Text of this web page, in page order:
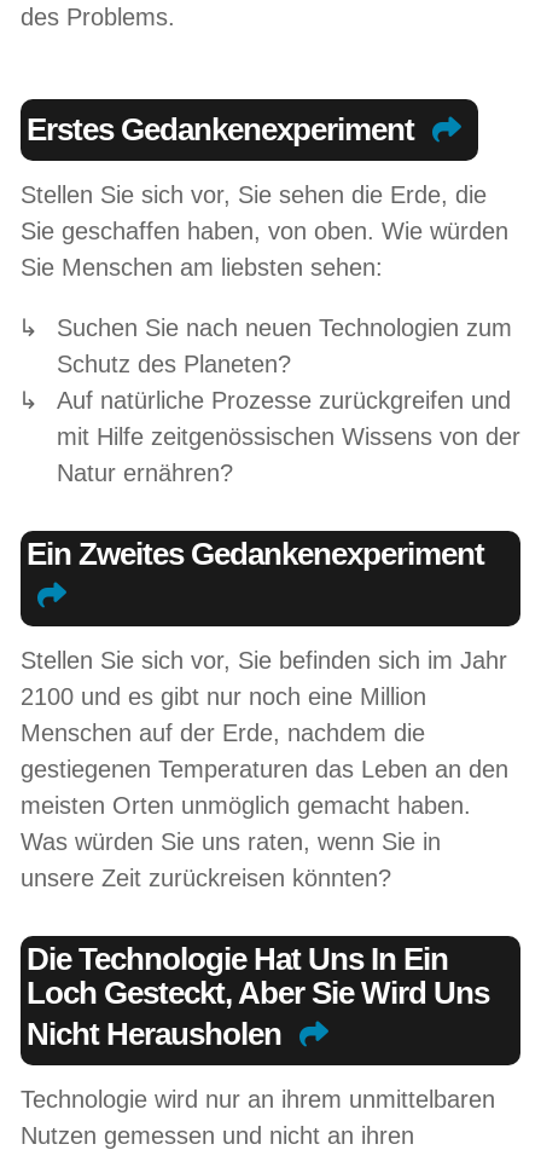
des Problems.
Erstes Gedankenexperiment
Stellen Sie sich vor, Sie sehen die Erde, die
Sie geschaffen haben, von oben. Wie würden
Sie Menschen am liebsten sehen:
Suchen Sie nach neuen Technologien zum
Schutz des Planeten?
Auf natürliche Prozesse zurückgreifen und
mit Hilfe zeitgenössischen Wissens von der
Natur ernähren?
Ein Zweites Gedankenexperiment
Stellen Sie sich vor, Sie befinden sich im Jahr
2100 und es gibt nur noch eine Million
Menschen auf der Erde, nachdem die
gestiegenen Temperaturen das Leben an den
meisten Orten unmöglich gemacht haben.
Was würden Sie uns raten, wenn Sie in
unsere Zeit zurückreisen könnten?
Die Technologie Hat Uns In Ein
Loch Gesteckt, Aber Sie Wird Uns
Nicht Herausholen
Technologie wird nur an ihrem unmittelbaren
Nutzen gemessen und nicht an ihren